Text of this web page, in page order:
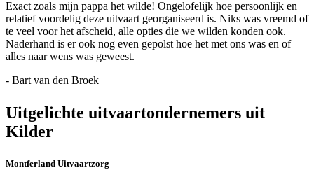
Exact zoals mijn pappa het wilde! Ongelofelijk hoe persoonlijk en
relatief voordelig deze uitvaart georganiseerd is. Niks was vreemd of
te veel voor het afscheid, alle opties die we wilden konden ook.
Naderhand is er ook nog even gepolst hoe het met ons was en of
alles naar wens was geweest.
- Bart van den Broek
Uitgelichte uitvaartondernemers uit
Kilder
Montferland Uitvaartzorg